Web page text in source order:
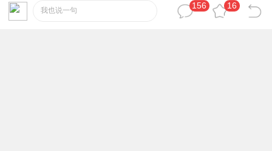
17
Hzh2663002144
我也说一句
156 16